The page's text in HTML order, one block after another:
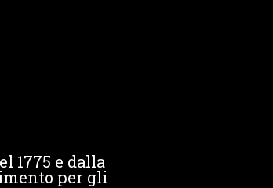
1775 e dalla
per gli